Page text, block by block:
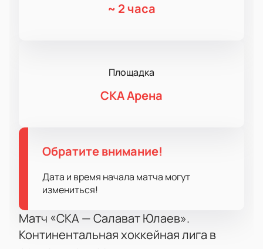
~ 2 часа
Площадка
СКА Арена
Обратите внимание!
Дата и время начала матча могут
измениться!
Матч «СКА — Салават Юлаев».
Континентальная хоккейная лига в